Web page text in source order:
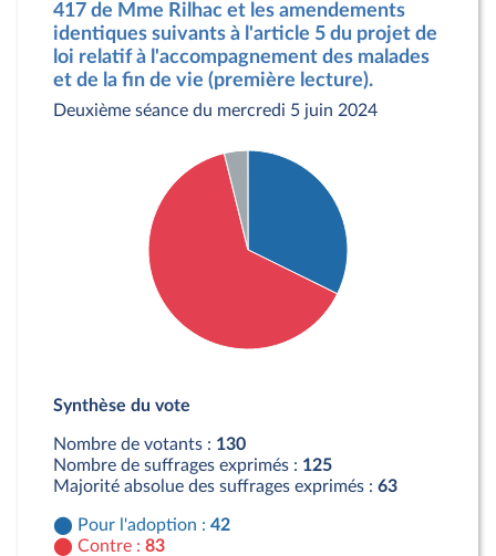
417 de Mme Rilhac et les amendements
identiques suivants à l'article 5 du projet de
loi relatif à l'accompagnement des malades
et de la fin de vie (première lecture).
Deuxième séance du mercredi 5 juin 2024
Contre : 83 députés
Synthèse du vote
Nombre de votants : 130
Nombre de suffrages exprimés : 125
Majorité absolue des suffrages exprimés : 63
Pour l'adoption : 42
Contre : 83